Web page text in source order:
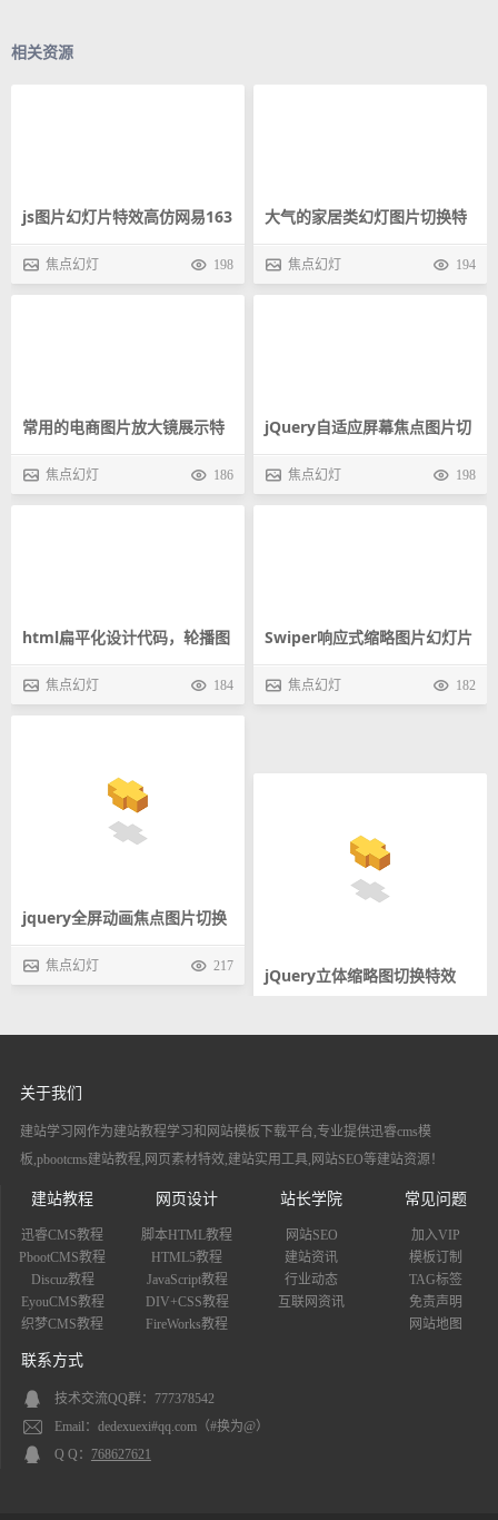
相关资源
js图片幻灯片特效高仿网易163
幻灯片图片切换
焦点幻灯 198
大气的家居类幻灯图片切换特
常用的电商图片放大镜展示特
jQuery自适应屏幕焦点图片切
html扁平化设计代码，轮播图
效果代码
焦点幻灯 184
Swiper响应式缩略图片幻灯片
切换特效
焦点幻灯 182
jquery全屏动画焦点图片切换
文字和图片结合切换简单大气
焦点幻灯 217
焦点幻灯 202
关于我们
建站学习网作为建站教程学习和网站模板下载平台,专业提供迅睿cms模
板,pbootcms建站教程,网页素材特效,建站实用工具,网站SEO等建站资源！
建站教程
迅睿CMS教程
PbootCMS教程
Discuz教程
EyouCMS教程
织梦CMS教程
网页设计
脚本HTML教程
HTML5教程
JavaScript教程
DIV+CSS教程
FireWorks教程
站长学院
网站SEO
建站资讯
行业动态
互联网资讯
常见问题
加入VIP
模板订制
TAG标签
免责声明
网站地图
联系方式
技术交流QQ群：777378542
Email：dedexuexi#qq.com（#换为@）
Q Q： 768627621